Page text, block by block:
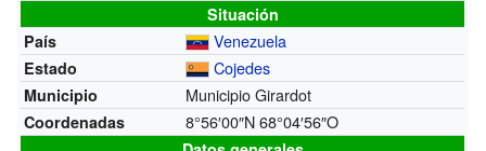
Situación
País
Venezuela
Estado Cojedes
Municipio Municipio Girardot
Coordenadas 8°56′00″N68°04′56″O